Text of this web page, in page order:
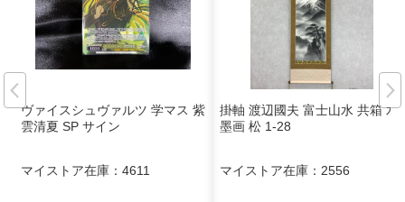
ヴァイスシュヴァルツ 学マス 紫
雲清夏 SP サイン
マイストア在庫： 4611
掛軸 渡辺國夫 富士山水 共箱 水
墨画 松 1-28
マイストア在庫： 2556